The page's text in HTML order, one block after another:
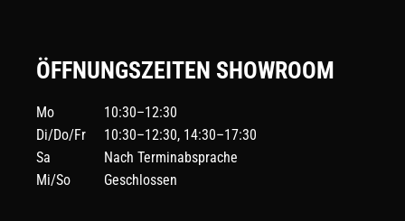
ÖFFNUNGSZEITEN SHOWROOM
Mo
10:30–12:30
Di/Do/Fr
10:30–12:30, 14:30–17:30
Sa
Nach Terminabsprache
Mi/So
Geschlossen